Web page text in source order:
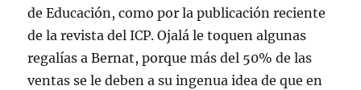
de Educación, como por la publicación reciente
de la revista del ICP. Ojalá le toquen algunas
regalías a Bernat, porque más del 50% de las
ventas se le deben a su ingenua idea de que en